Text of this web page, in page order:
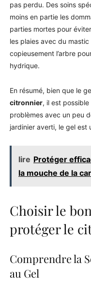
pas perdu. Des soins
moins en partie les
parties mortes pour
les plaies avec du
copieusement l’arbre
hydrique.
En résumé, bien que le
citronnier, il est
problèmes avec un peu
jardinier averti, le gel est
lire Protéger
la mouche de la
Choisir le
protéger le
Comprendre la
au Gel